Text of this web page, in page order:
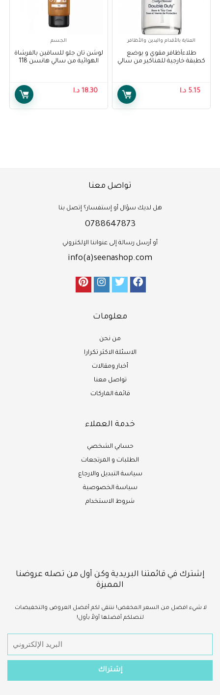
العناية بالأقدام واليدين والأظافر
طلاءأظافر مقوي و يوضع
كطبقة خارجية للمناكير من سالي
5.15 د.ا
الجسم
لوشن تان جلو للساقين بالفرشاة
الهوائية من سالي هانسن 118
18.30 د.ا
تواصل معنا
هل لديك سؤال أو إستفسار؟ إتصل بنا
0788647873
أو أرسل رسالة إلى عنواننا الإلكتروني
info(a)seenashop.com
معلومات
من نحن
الاسئلة الاكثر تكرارا
أخبار ومقالات
تواصل معنا
قائمة الماركات
خدمة العملاء
حسابي الشخصي
الطلبات و المرتجعات
سياسة التبديل والارجاع
سياسة الخصوصية
شروط الاستخدام
إشترك في قائمتنا البريدية وكن أول من تصله عروضنا
المميزة
لا شيء افضل من السعر المخفض! ننتقي لكم أفضل العروض والتخفيضات
لتصلكم أفضلها أولاً بأول!